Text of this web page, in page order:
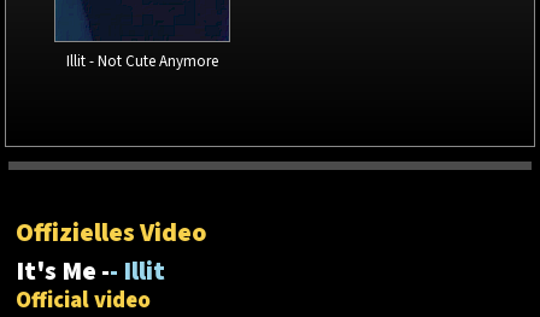
Illit - Not Cute Anymore
Offizielles Video
It's Me -- Illit
Official video